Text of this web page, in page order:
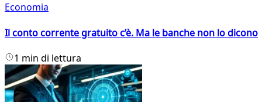
Economia
Il conto corrente gratuito c’è. Ma le banche non lo dicono
1 min di lettura